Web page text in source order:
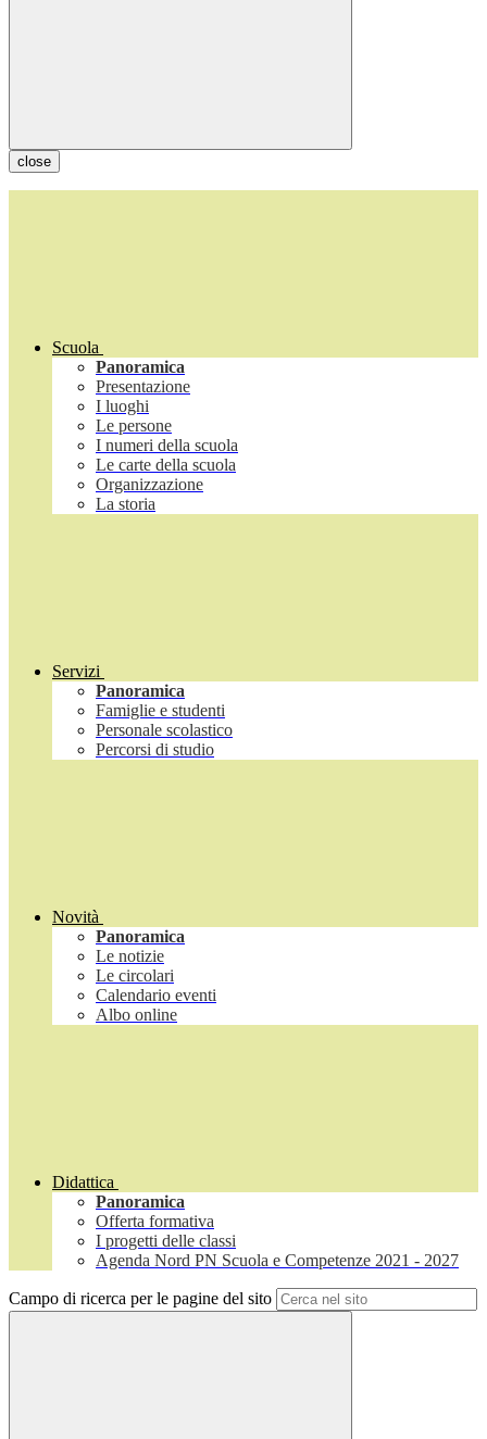
close
Scuola
Panoramica
Presentazione
I luoghi
Le persone
I numeri della scuola
Le carte della scuola
Organizzazione
La storia
Servizi
Panoramica
Famiglie e studenti
Personale scolastico
Percorsi di studio
Novità
Panoramica
Le notizie
Le circolari
Calendario eventi
Albo online
Didattica
Panoramica
Offerta formativa
I progetti delle classi
Agenda Nord PN Scuola e Competenze 2021 - 2027
Campo di ricerca per le pagine del sito